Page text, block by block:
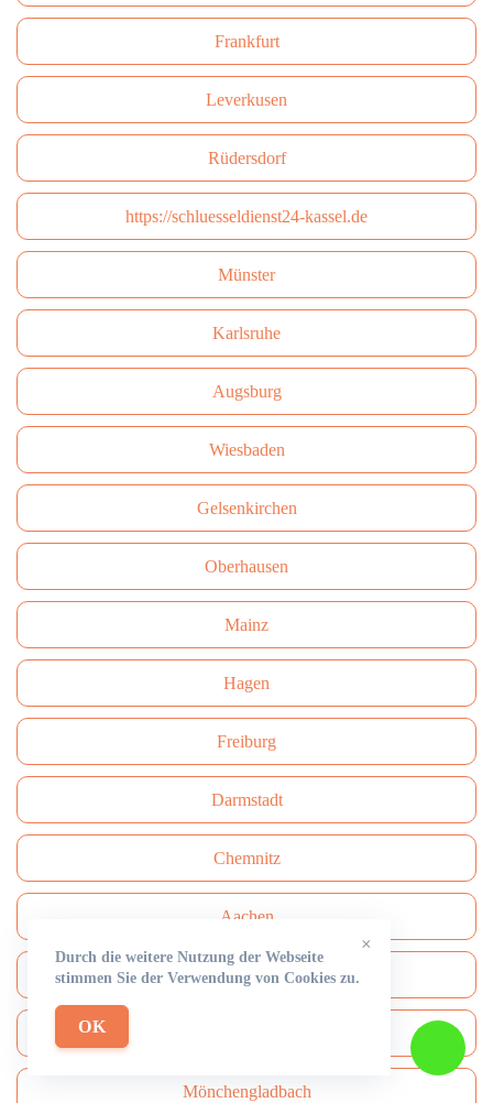
Frankfurt
Leverkusen
Rüdersdorf
https://schluesseldienst24-kassel.de
Münster
Karlsruhe
Augsburg
Wiesbaden
Gelsenkirchen
Oberhausen
Mainz
Hagen
Freiburg
Darmstadt
Сhemnitz
Aachen
Hamm
Mönchengladbach
×
Durch die weitere Nutzung der Webseite
stimmen Sie der Verwendung von Cookies zu.
OK